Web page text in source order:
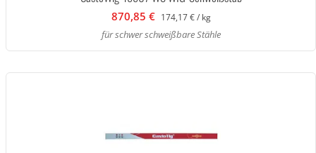
870,85 € 174,17 € / kg
für schwer schweißbare Stähle